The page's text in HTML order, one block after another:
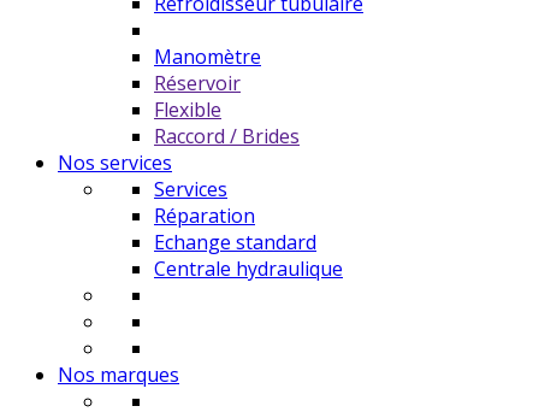
Manomètre
Réservoir
Flexible
Raccord / Brides
Nos services
Services
Réparation
Echange standard
Centrale hydraulique
Nos marques